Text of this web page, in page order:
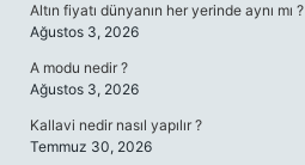
Altın fiyatı dünyanın her yerinde aynı mı ?
Ağustos 3, 2026
A modu nedir ?
Ağustos 3, 2026
Kallavi nedir nasıl yapılır ?
Temmuz 30, 2026